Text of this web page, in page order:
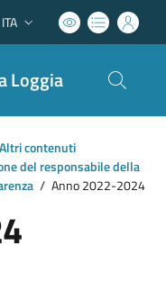
Lingua attiva:
ITA
Loggia
Altri contenuti
del responsabile della
/ Anno 2022-2024